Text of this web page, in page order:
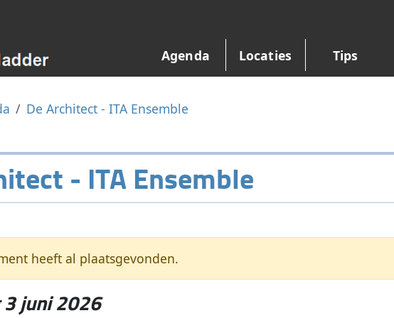
Agenda Locaties Tips
De Architect - ITA Ensemble
- ITA Ensemble
heeft al plaatsgevonden.
3 juni 2026